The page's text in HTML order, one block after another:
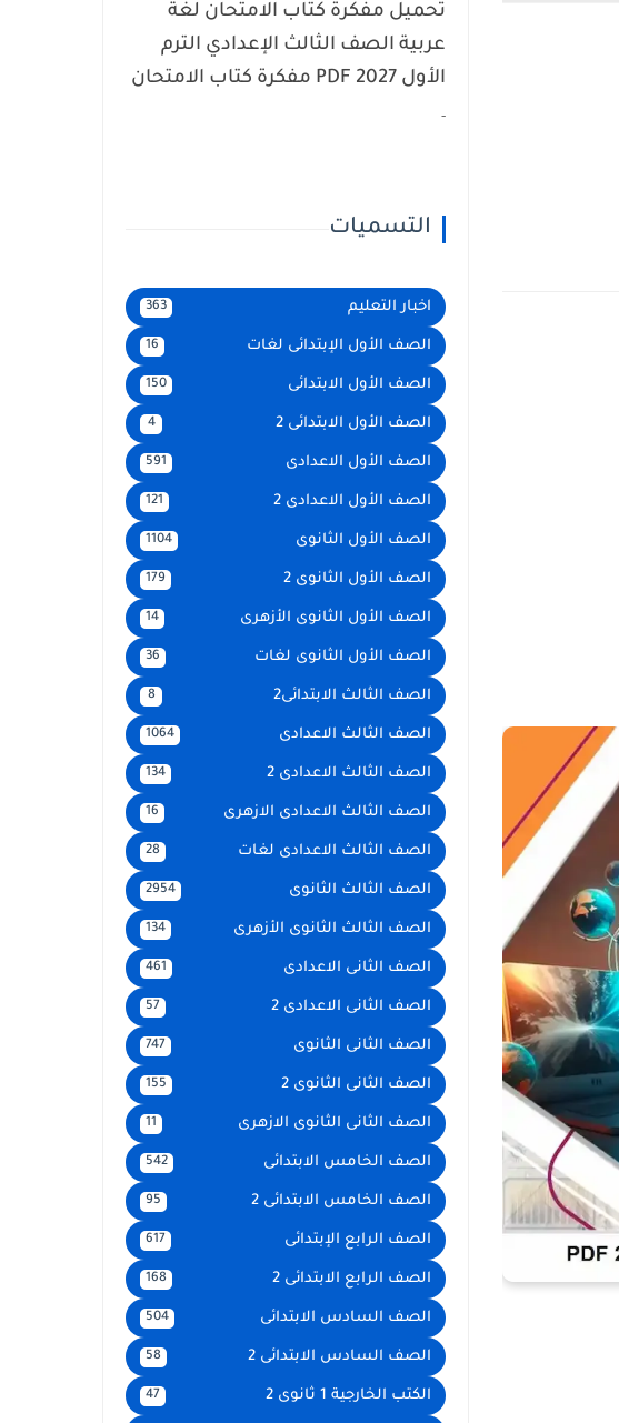
تحميل مفكرة كتاب الامتحان لغة
عربية الصف الثالث الإعدادي الترم
الأول 2027 PDF مفكرة كتاب الامتحان
عربى تالتة إعدادي-
التسميات
اخبار التعليم 363
الصف الأول الإبتدائى لغات 16
الصف الأول الابتدائى 150
الصف الأول الابتدائى 2 4
الصف الأول الاعدادى 591
الصف الأول الاعدادى 2 121
الصف الأول الثانوى 1104
الصف الأول الثانوى 2 179
الصف الأول الثانوى الأزهرى 14
الصف الأول الثانوى لغات 36
الصف الثالث الابتدائى2 8
الصف الثالث الاعدادى 1064
الصف الثالث الاعدادى 2 134
الصف الثالث الاعدادى الازهرى 16
الصف الثالث الاعدادى لغات 28
الصف الثالث الثانوى 2954
الصف الثالث الثانوى الأزهرى 134
الصف الثانى الاعدادى 461
الصف الثانى الاعدادى 2 57
الصف الثانى الثانوى 747
الصف الثانى الثانوى 2 155
الصف الثانى الثانوى الازهرى 11
الصف الخامس الابتدائى 542
الصف الخامس الابتدائى 2 95
الصف الرابع الإبتدائى 617
الصف الرابع الابتدائى 2 168
الصف السادس الابتدائى 504
الصف السادس الابتدائى 2 58
الكتب الخارجية 1 ثانوى 2 47